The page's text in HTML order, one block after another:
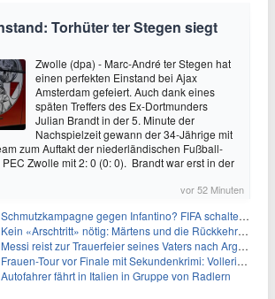
Torhüter ter Stegen siegt
Zwolle (dpa) - Marc-André ter Stegen hat
einen perfekten Einstand bei Ajax
Amsterdam gefeiert. Auch dank eines
späten Treffers des Ex-Dortmunders
Julian Brandt in der 5. Minute der
Nachspielzeit gewann der 34-Jährige mit
zum Auftakt der niederländischen Fußball-
Zwolle mit 2: 0 (0: 0). Brandt war erst in der
vor 52 Minuten
Schmutzkampagne gegen Infantino? FIFA schaltet auf Angriff
Kein «Arschtritt» nötig: Märtens und die Rückkehr nach Paris
Messi reist zur Trauerfeier seines Vaters nach Argentinien
Frauen-Tour vor Finale mit Sekundenkrimi: Vollering in Gelb
Autofahrer fährt in Italien in Gruppe von Radlern